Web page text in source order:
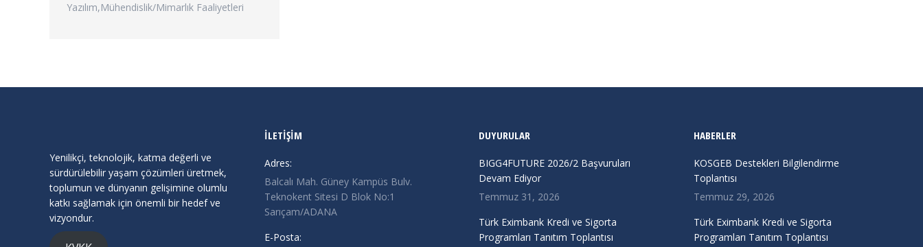
Yazılım,Mühendislik/Mimarlık Faaliyetleri
Yenilikçi, teknolojik, katma değerli ve
sürdürülebilir yaşam çözümleri üretmek,
toplumun ve dünyanın gelişimine olumlu
katkı sağlamak için önemli bir hedef ve
vizyondur.
İLETİŞİM
Adres:
Balcalı Mah. Güney Kampüs Bulv.
Teknokent Sitesi D Blok No:1
Sarıçam/ADANA
E-Posta:
DUYURULAR
BIGG4FUTURE 2026/2 Başvuruları
Devam Ediyor
Temmuz 31, 2026
Türk Eximbank Kredi ve Sigorta
Programları Tanıtım Toplantısı
HABERLER
KOSGEB Destekleri Bilgilendirme
Toplantısı
Temmuz 29, 2026
Türk Eximbank Kredi ve Sigorta
Programları Tanıtım Toplantısı